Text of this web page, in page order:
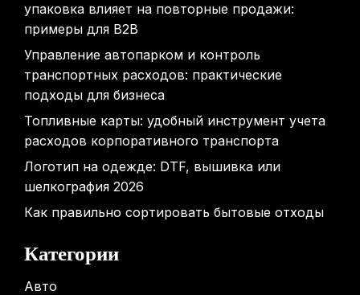
упаковка влияет на повторные продажи:
примеры для B2B
Управление автопарком и контроль
транспортных расходов: практические
подходы для бизнеса
Топливные карты: удобный инструмент учета
расходов корпоративного транспорта
Логотип на одежде: DTF, вышивка или
шелкография 2026
Как правильно сортировать бытовые отходы
Категории
Авто